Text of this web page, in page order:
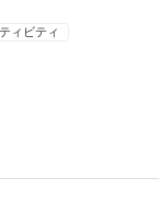
ィビティ